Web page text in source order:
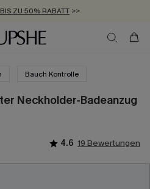
BIS ZU 50% RABATT >>
ZU -20% EXTRA ERHALTEN
VERSAND AB 89 €
Bauch Kontrolle
Neckholder-Badeanzug
4.6 19 Bewertungen